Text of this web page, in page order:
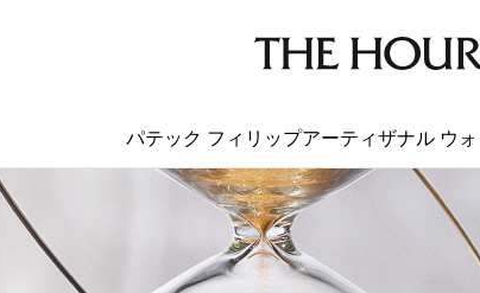
パテック フィリップアーティザナル ウ